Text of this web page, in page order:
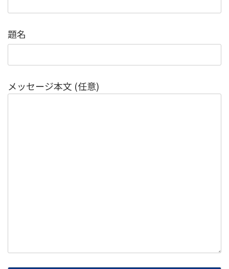
題名
メッセージ本文 (任意)